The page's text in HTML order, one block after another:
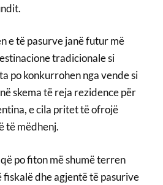
e të pasurve janë futur më
tradicionale si
po konkurrohen nga vende si
skema të reja rezidence për
e cila pritet të ofrojë
të mëdhenj.
po fiton më shumë terren
dhe agjentë të pasurive